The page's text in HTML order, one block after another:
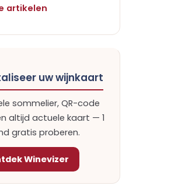
artikelen
uw wijnkaart
sommelier, QR-code
altijd actuele kaart — 1
gratis proberen.
Winevizer